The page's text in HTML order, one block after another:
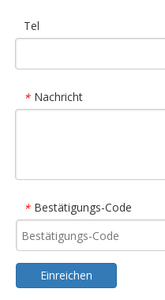
Tel
* Nachricht
* Bestätigungs-Code
Einreichen